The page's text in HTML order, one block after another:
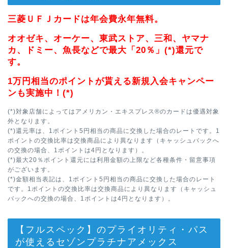
三菱ＵＦＪカードは年会費永年無料。
オオゼキ、オーケー、東武ストア、三和、ヤマナ
カ、ドミー、魚長などで最大「20％」(*)還元で
す。
1万円相当のポイントが貰える新規入会キャンペー
ンも実施中！(*)
(*)対象店舗によってはアメリカン・エキスプレス®のカードは優遇対象
外となります。
(*)還元率は、1ポイント5円相当の商品に交換した場合のレートです。1
ポイントの交換比率は交換商品により異なります（キャッシュバックへ
の交換の場合、1ポイントは4円となります）。
(*)最大20％ポイント還元には利用金額の上限など各種条件・留意事項
がございます。
(*)金額相当表記は、1ポイント5円相当の商品に交換した場合のレート
です。1ポイントの交換比率は交換商品により異なります（キャッシュ
バックへの交換の場合、1ポイントは4円となります）。
【フルスペック】のプライオリティ・パス
が使えるセゾンプラチナアメックス